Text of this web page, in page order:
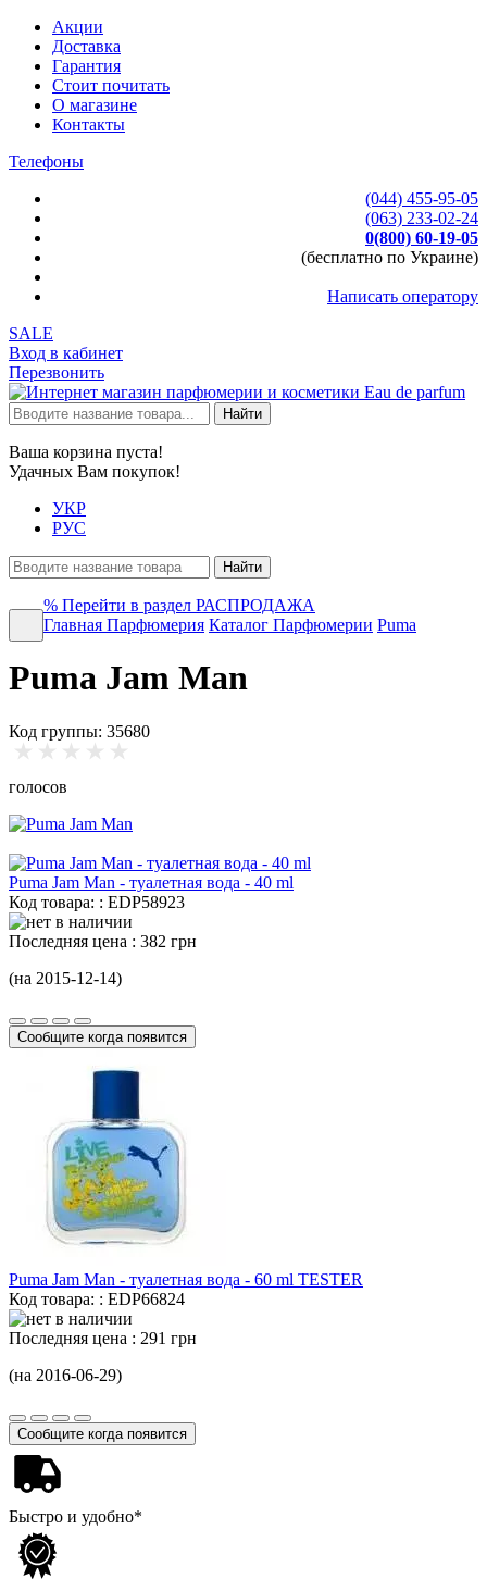
Акции
Доставка
Гарантия
Стоит почитать
О магазине
Контакты
Телефоны
(044) 455-95-05
(063) 233-02-24
0(800) 60-19-05
(бесплатно по Украине)
Написать оператору
SALE
Вход в кабинет
Перезвонить
Найти
Ваша корзина пуста!
Удачных Вам покупок!
УКР
РУС
Найти
% Перейти в раздел РАСПРОДАЖА
Главная Парфюмерия Каталог Парфюмерии Puma
Puma Jam Man
Код группы: 35680
голосов
Puma Jam Man - туалетная вода - 40 ml
Код товара: : EDP58923
Последняя цена : 382 грн
(на 2015-12-14)
Сообщите когда появится
Puma Jam Man - туалетная вода - 60 ml TESTER
Код товара: : EDP66824
Последняя цена : 291 грн
(на 2016-06-29)
Сообщите когда появится
Быстро и удобно*